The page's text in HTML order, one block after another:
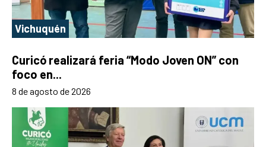
Vichuquén
Curicó realizará feria “Modo Joven ON” con
foco en...
8 de agosto de 2026